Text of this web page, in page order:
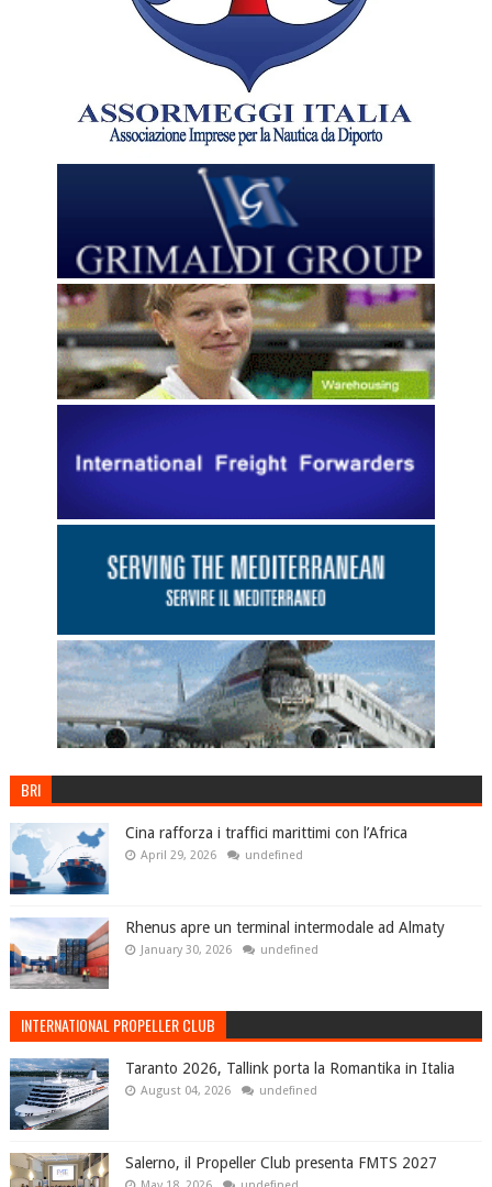
BRI
Cina rafforza i traffici marittimi con l’Africa
April 29, 2026 undefined
Rhenus apre un terminal intermodale ad Almaty
January 30, 2026 undefined
INTERNATIONAL PROPELLER CLUB
Taranto 2026, Tallink porta la Romantika in Italia
August 04, 2026 undefined
Salerno, il Propeller Club presenta FMTS 2027